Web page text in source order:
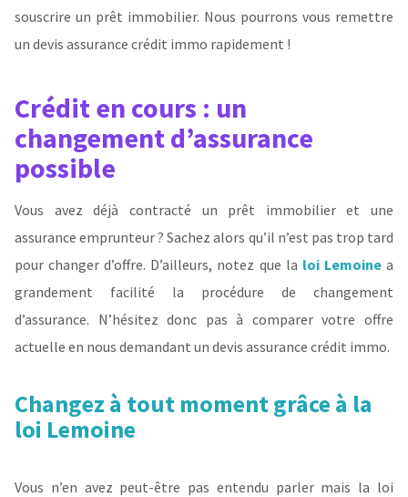
souscrire un prêt immobilier. Nous pourrons vous remettre
un devis assurance crédit immo rapidement !
Crédit en cours : un
changement d’assurance
possible
Vous avez déjà contracté un prêt immobilier et une
assurance emprunteur ? Sachez alors qu’il n’est pas trop tard
pour changer d’offre. D’ailleurs, notez que la loi Lemoinea
grandement facilité la procédure de changement
d’assurance. N’hésitez donc pas à comparer votre offre
actuelle en nous demandant un devis assurance crédit immo.
Changez à tout moment grâce à la
loi Lemoine
Vous n’en avez peut-être pas entendu parler mais la loi